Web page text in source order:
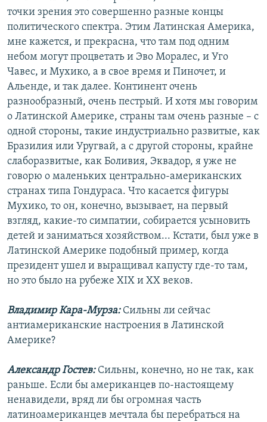
точки зрения это совершенно разные концы
политического спектра. Этим Латинская Америка,
мне кажется, и прекрасна, что там под одним
небом могут процветать и Эво Моралес, и Уго
Чавес, и Мухико, а в свое время и Пиночет, и
Альенде, и так далее. Континент очень
разнообразный, очень пестрый. И хотя мы говорим
о Латинской Америке, страны там очень разные – с
одной стороны, такие индустриально развитые, как
Бразилия или Уругвай, а с другой стороны, крайне
слаборазвитые, как Боливия, Эквадор, я уже не
говорю о маленьких центрально-американских
странах типа Гондураса. Что касается фигуры
Мухико, то он, конечно, вызывает, на первый
взгляд, какие-то симпатии, собирается усыновить
детей и заниматься хозяйством... Кстати, был уже в
Латинской Америке подобный пример, когда
президент ушел и выращивал капусту где-то там,
но это было на рубеже XIX и XX веков.
Владимир Кара-Мурза: Сильны ли сейчас
антиамериканские настроения в Латинской
Америке?
Александр Гостев: Сильны, конечно, но не так, как
раньше. Если бы американцев по-настоящему
ненавидели, вряд ли бы огромная часть
латиноамериканцев мечтала бы перебраться на